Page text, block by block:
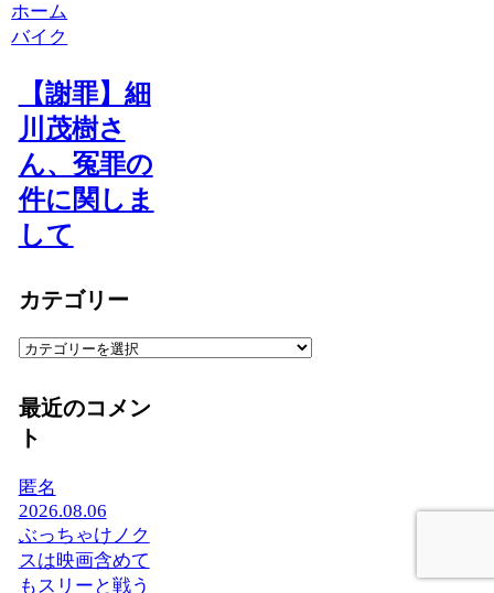
ホーム
バイク
【謝罪】細
川茂樹さ
ん、冤罪の
件に関しま
して
カテゴリー
カ
ゴ
リ
ー
最近のコメン
ト
匿名
2026.08.06
ぶっちゃけノク
スは映画含めて
もスリーと戦う